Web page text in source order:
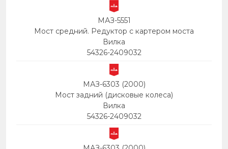
МАЗ-5551
Мост средний. Редуктор с картером моста
Вилка
54326-2409032
МАЗ-6303 (2000)
Мост задний (дисковые колеса)
Вилка
54326-2409032